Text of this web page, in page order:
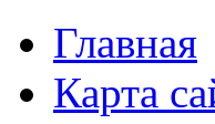
Главная
Карта